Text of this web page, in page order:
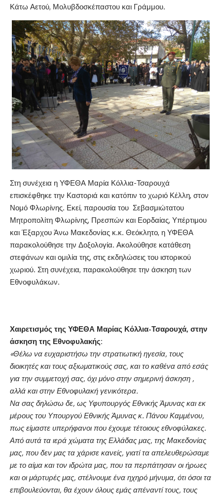
Κάτω Αετού, Μολυβδοσκέπαστου και Γράμμου.
Στη συνέχεια η ΥΦΕΘΑ Μαρία Κόλλια-Τσαρουχά
επισκέφθηκε την Καστοριά και κατόπιν το χωριό Κέλλη, στον
Νομό Φλωρίνης. Εκεί, παρουσία του Σεβασμιώτατου
Μητροπολίτη Φλωρίνης, Πρεσπών και Εορδαίας, Υπέρτιμου
και Έξαρχου Άνω Μακεδονίας κ.κ. Θεόκλητο, η ΥΦΕΘΑ
παρακολούθησε την Δοξολογία. Ακολούθησε κατάθεση
στεφάνων και ομιλία της, στις εκδηλώσεις του ιστορικού
χωριού. Στη συνέχεια, παρακολούθησε την άσκηση των
Εθνοφυλάκων.
Χαιρετισμός της ΥΦΕΘΑ Μαρίας Κόλλια-Τσαρουχά, στην
άσκηση της Εθνοφυλακής:
«Θέλω να ευχαριστήσω την στρατιωτική ηγεσία, τους
διοικητές και τους αξιωματικούς σας, και το καθένα από εσάς
για την συμμετοχή σας, όχι μόνο στην σημερινή άσκηση ,
αλλά και στην Εθνοφυλακή γενικότερα.
Να σας δηλώσω δε, ως Υφυπουργός Εθνικής Άμυνας και εκ
μέρους του Υπουργού Εθνικής Άμυνας κ. Πάνου Καμμένου,
πως είμαστε υπερήφανοι που έχουμε τέτοιους εθνοφύλακες.
Από αυτά τα ιερά χώματα της Ελλάδας μας, της Μακεδονίας
μας, που δεν μας τα χάρισε κανείς, γιατί τα απελευθερώσαμε
με το αίμα και τον ιδρώτα μας, που τα περπάτησαν οι ήρωες
και οι μάρτυρές μας, στέλνουμε ένα ηχηρό μήνυμα, ότι όσοι τα
επιβουλεύονται, θα έχουν όλους εμάς απέναντί τους, τους